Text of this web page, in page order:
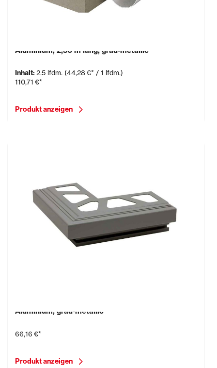
Aluminium, 2,50 m lang, grau-metallic
Inhalt: 2.5 lfdm. (44,28 €* / 1 lfdm.)
110,71 €*
Produkt anzeigen
Aluminium, grau-metallic
66,16 €*
Produkt anzeigen